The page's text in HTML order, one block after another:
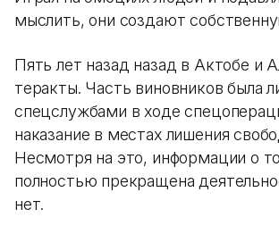
мыслить, они создают
Пять лет назад назад в Актобе и
теракты. Часть виновников была
спецслужбами в ходе
наказание в местах лишения
Несмотря на это, информации о
полностью прекращена
нет.